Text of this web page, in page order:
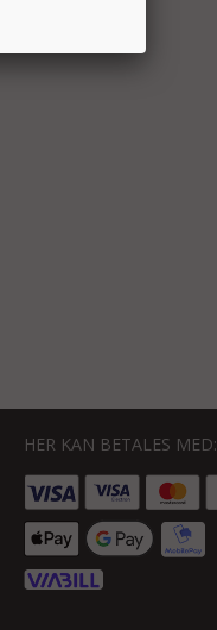
HER KAN BETALES MED: